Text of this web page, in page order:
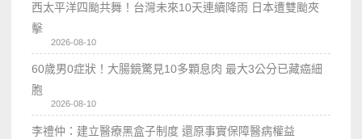
西太平洋四颱共舞！台灣未來10天連續降雨 日本遭雙颱夾
擊
2026-08-10
60歲男0症狀！大腸鏡驚見10多顆息肉 最大3公分已藏癌細
胞
2026-08-10
李禮仲：建立醫療黑盒子制度 還原事實保障醫病權益